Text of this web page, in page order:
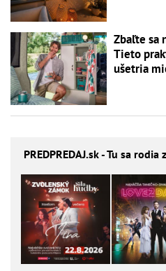
Zbaľte sa
Tieto
ušetria
PREDPREDAJ.sk - Tu sa rodia